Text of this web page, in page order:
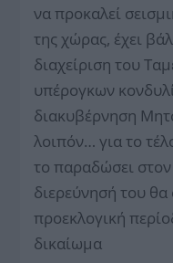
να προκαλεί
της χώρας, έχει
διαχείριση του
υπέρογκων
διακυβέρνηση
λοιπόν… για το
το παραδώσει
διερεύνησή του
προεκλογική
δικαίωμα